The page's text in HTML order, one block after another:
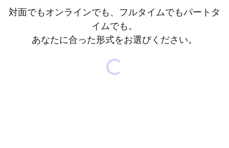
対面でもオンラインでも、フルタイムでもパートタ
イムでも。
あなたに合った形式をお選びください。